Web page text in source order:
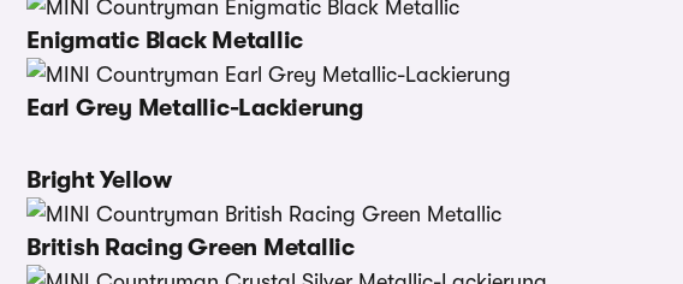
Enigmatic Black Metallic
Earl Grey Metallic-Lackierung
Bright Yellow
British Racing Green Metallic